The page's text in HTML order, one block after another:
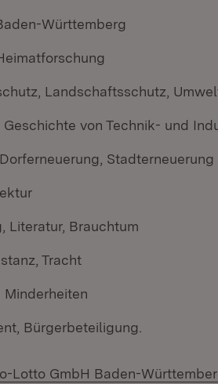
Württemberg
Landschaftsschutz,
von Technik- und
Stadterneuerung
Literatur, Brauchtum
Tracht
Bürgerbeteiligung.
Lotto GmbH Baden-